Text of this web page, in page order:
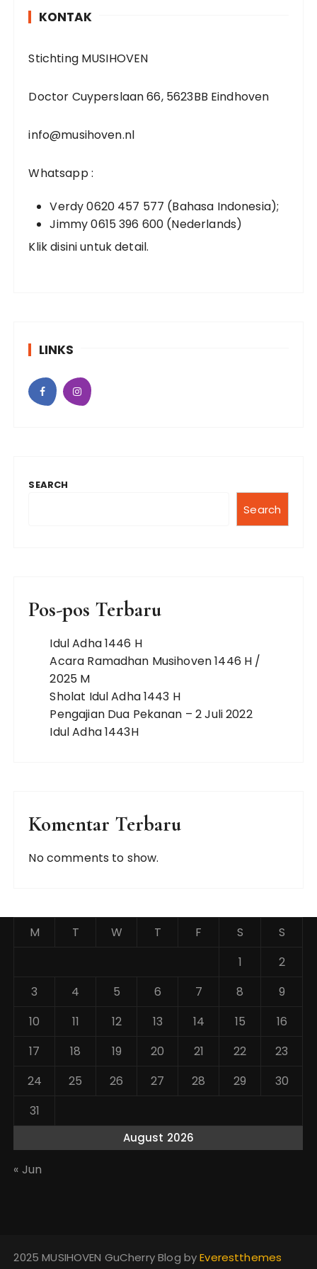
KONTAK
Stichting MUSIHOVEN
Doctor Cuyperslaan 66, 5623BB Eindhoven
info@musihoven.nl
Whatsapp :
Verdy 0620 457 577 (Bahasa Indonesia);
Jimmy 0615 396 600 (Nederlands)
Klik disini untuk detail.
LINKS
SEARCH
Search
Pos-pos Terbaru
Idul Adha 1446 H
Acara Ramadhan Musihoven 1446 H /
2025 M
Sholat Idul Adha 1443 H
Pengajian Dua Pekanan – 2 Juli 2022
Idul Adha 1443H
Komentar Terbaru
No comments to show.
August 2026
M T W T F S
S
1
2
3
4 5 6 7 8
9
10
11 12 13 14 15
16
17
18 19 20 21 22
23
24
25 26 27 28 29
30
31
« Jun
2025 MUSIHOVEN GuCherry Blog byEverestthemes